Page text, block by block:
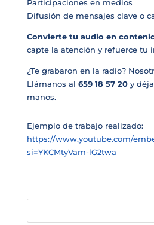
Participaciones en medios
Difusión de mensajes clave o
Convierte tu audio en
capte la atención y refuerce tu
¿Te grabaron en la radio?
Llámanos al 659 18 57 20y
manos.
Ejemplo de trabajo realizado:
https://www.youtube.com/
si=YKCMtyVam-lG2twa